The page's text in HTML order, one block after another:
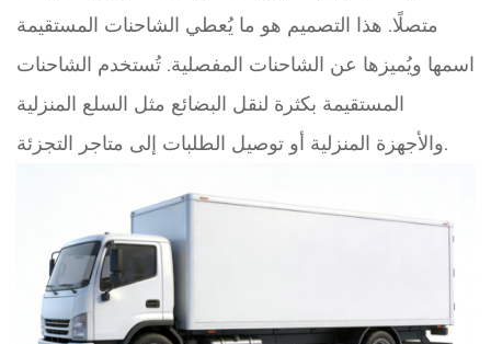
متصلًا. هذا التصميم هو ما يُعطي الشاحنات المستقيمة
اسمها ويُميزها عن الشاحنات المفصلية. تُستخدم الشاحنات
المستقيمة بكثرة لنقل البضائع مثل السلع المنزلية
والأجهزة المنزلية أو توصيل الطلبات إلى متاجر التجزئة.